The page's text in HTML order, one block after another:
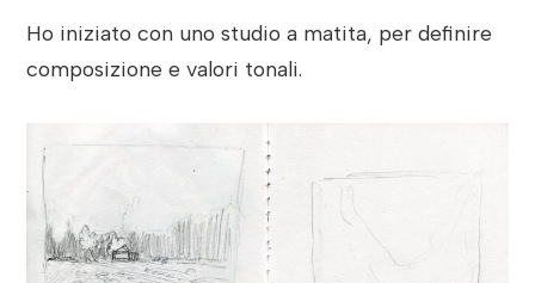
Ho iniziato con uno studio a matita, per definire
composizione e valori tonali.